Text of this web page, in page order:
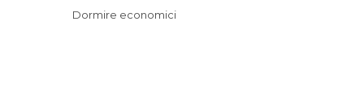
Dormire economici